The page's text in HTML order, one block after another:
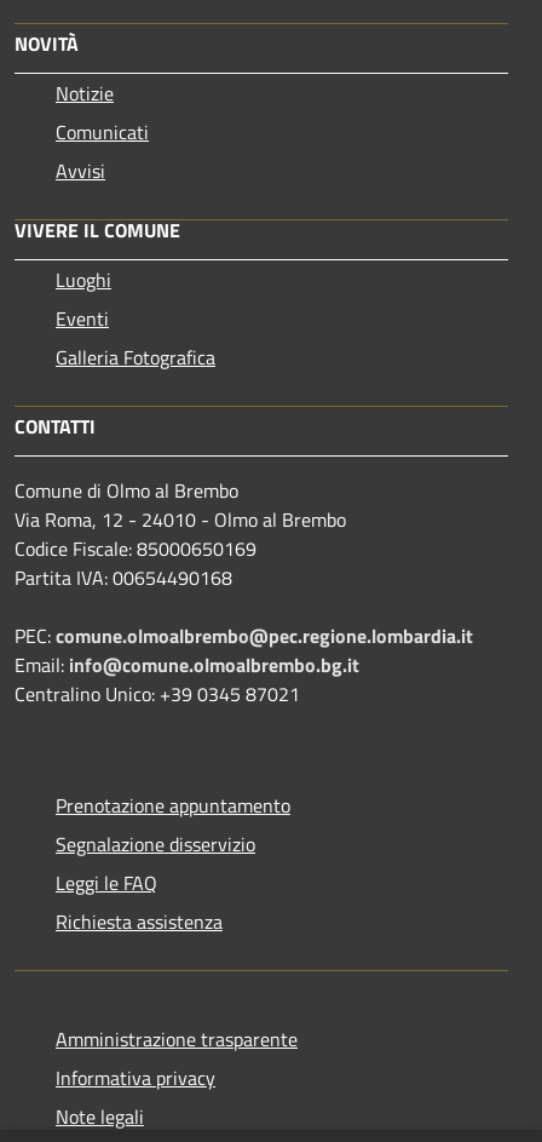
NOVITÀ
Notizie
Comunicati
Avvisi
VIVERE IL COMUNE
Luoghi
Eventi
Galleria Fotografica
CONTATTI
Comune di Olmo al Brembo
Via Roma, 12 - 24010 - Olmo al Brembo
Codice Fiscale: 85000650169
Partita IVA: 00654490168
PEC:comune.olmoalbrembo@pec.regione.lombardia.it
Email: info@comune.olmoalbrembo.bg.it
Centralino Unico: +39 0345 87021
Prenotazione appuntamento
Segnalazione disservizio
Leggi le FAQ
Richiesta assistenza
Amministrazione trasparente
Informativa privacy
Note legali